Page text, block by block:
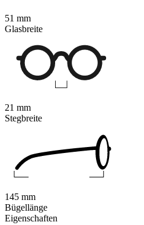
Eigenschaften
51 mm
Glasbreite
21 mm
Stegbreite
145 mm
Bügellänge